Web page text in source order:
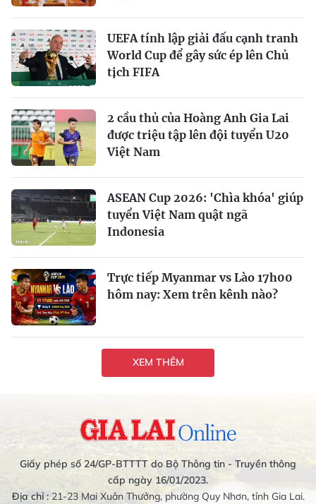
UEFA tính lập giải đấu cạnh tranh
World Cup để gây sức ép lên Chủ
tịch FIFA
2 cầu thủ của Hoàng Anh Gia Lai
được triệu tập lên đội tuyển U20
Việt Nam
ASEAN Cup 2026: 'Chìa khóa' giúp
tuyển Việt Nam quật ngã
Indonesia
Trực tiếp Myanmar vs Lào 17h00
hôm nay: Xem trên kênh nào?
XEM THÊM
Giấy phép số 24/GP-BTTTT do Bộ Thông tin - Truyền thông
cấp ngày 16/01/2023.
Địa chỉ :21-23 Mai Xuân Thưởng, phường Quy Nhơn, tỉnh Gia Lai.